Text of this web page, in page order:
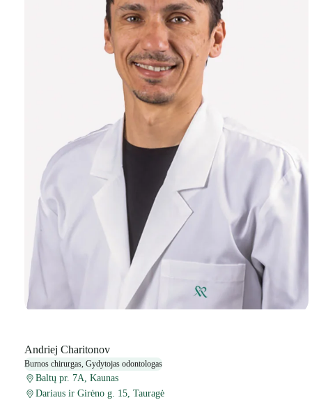
Andriej Charitonov
Burnos chirurgas, Gydytojas odontologas
Baltų pr. 7A, Kaunas
Dariaus ir Girėno g. 15, Tauragė